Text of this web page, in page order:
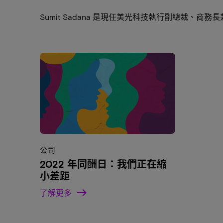
Sumit Sadana 是現任美光科技執行副總裁、商務長
公司
2022 年同酬日：我們正在縮
小差距
了解更多